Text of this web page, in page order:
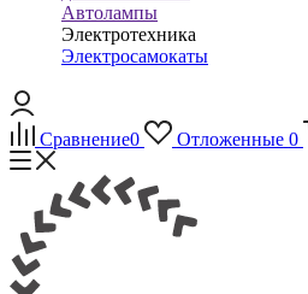
Автолампы
Электротехника
Электросамокаты
Сравнение0 Отложенные 0